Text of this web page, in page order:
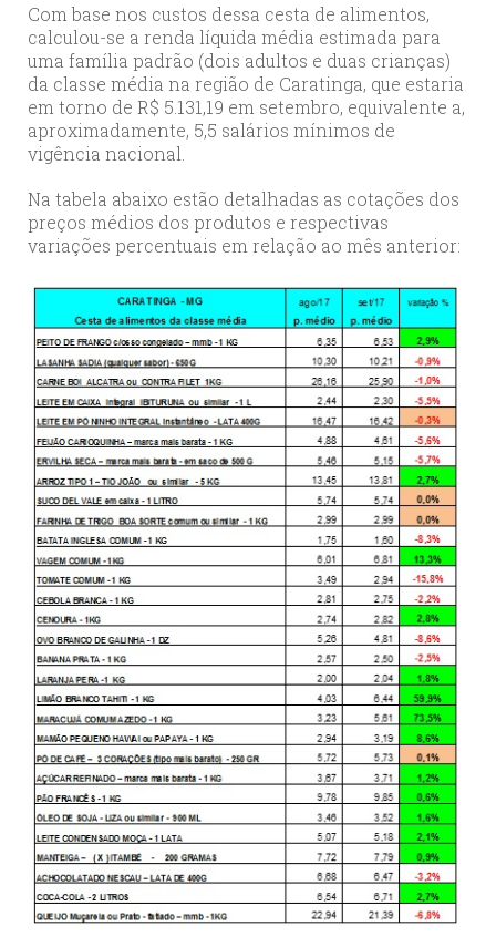
Com base nos custos dessa cesta de alimentos,
calculou-se a renda líquida média estimada para
uma família padrão (dois adultos e duas crianças)
da classe média na região de Caratinga, que estaria
em torno de R$ 5.131,19 em setembro, equivalente a,
aproximadamente, 5,5 salários mínimos de
vigência nacional.
Na tabela abaixo estão detalhadas as cotações dos
preços médios dos produtos e respectivas
variações percentuais em relação ao mês anterior: